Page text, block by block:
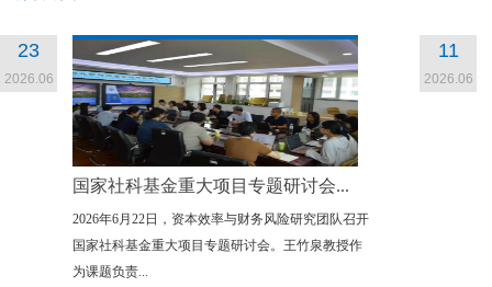
23
2026.06
国家社科基金重大项目专题研讨会...
2026年6月22日，资本效率与财务风险研究团队召开
国家社科基金重大项目专题研讨会。王竹泉教授作
为课题负责...
11
2026.06